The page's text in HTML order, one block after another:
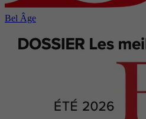
Bel Âge